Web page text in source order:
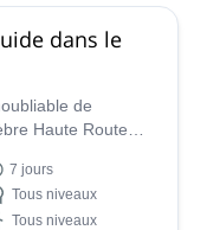
dans le
de
Haute Route
7 jours
Tous niveaux
Tous niveaux